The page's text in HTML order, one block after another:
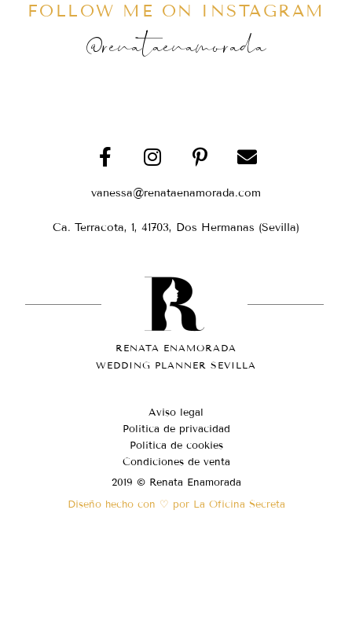
FOLLOW ME ON INSTAGRAM
@renataenamorada
vanessa@renataenamorada.com
Ca. Terracota, 1, 41703, Dos Hermanas (Sevilla)
RENATA ENAMORADA
WEDDING PLANNER SEVILLA
Aviso legal
Política de privacidad
Política de cookies
Condiciones de venta
2019 © Renata Enamorada
Diseño hecho con ♡ por La Oficina Secreta